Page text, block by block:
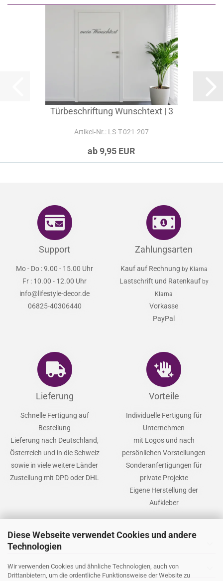
Diese Webseite verwendet Cookies und andere
Technologien
Wir verwenden Cookies und ähnliche Technologien, auch von
Drittanbietern, um die ordentliche Funktionsweise der Website zu
Türbeschriftung Wunschtext | 3
Artikel‑Nr.: LS-T-021-207
ab 9,95 EUR
Support
Mo - Do : 9.00 - 15.00 Uhr
Fr : 10.00 - 12.00 Uhr
info@lifestyle-decor.de
06825-40306440
Zahlungsarten
Kauf auf Rechnung by Klarna
Lastschrift und Ratenkauf by
Klarna
Vorkasse
PayPal
Lieferung
Schnelle Fertigung auf
Bestellung
Lieferung nach Deutschland,
Österreich und in die Schweiz
sowie in viele weitere Länder
Zustellung mit DPD oder DHL
Vorteile
Individuelle Fertigung für
Unternehmen
mit Logos und nach
persönlichen Vorstellungen
Sonderanfertigungen für
private Projekte
Eigene Herstellung der
Aufkleber
Service
Zahlarten